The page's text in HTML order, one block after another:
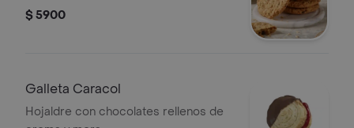
$ 5900
Galleta Caracol
Hojaldre con chocolates rellenos de